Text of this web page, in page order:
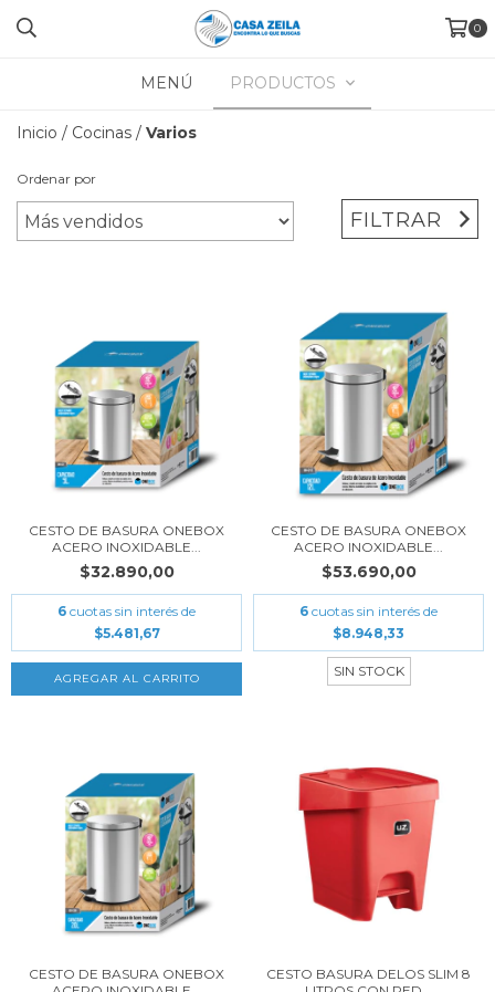
0
MENÚ PRODUCTOS
Inicio / Cocinas / Varios
Ordenar por
FILTRAR
CESTO DE BASURA ONEBOX
ACERO INOXIDABLE...
$32.890,00
6 cuotas sin interés de
$5.481,67
CESTO DE BASURA ONEBOX
ACERO INOXIDABLE...
$53.690,00
6 cuotas sin interés de
$8.948,33
SIN STOCK
CESTO DE BASURA ONEBOX
CESTO BASURA DELOS SLIM 8